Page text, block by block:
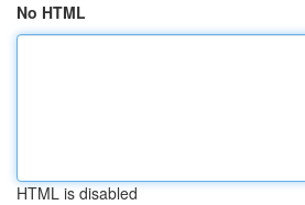
No HTML
HTML is disabled